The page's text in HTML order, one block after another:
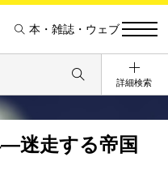
本・雑誌・ウェブ
詳細検索
迷走する帝国